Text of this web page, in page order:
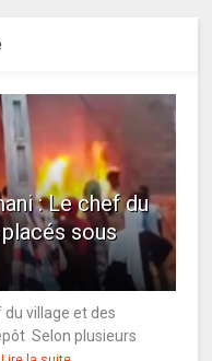
: Le chef du
sous
village et des
Selon plusieurs